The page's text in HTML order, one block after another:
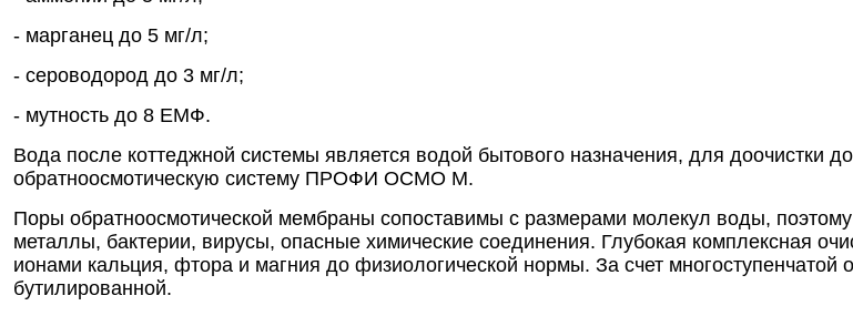
- марганец до 5 мг/л;
- сероводород до 3 мг/л;
- мутность до 8 ЕМФ.
Вода после коттеджной системы является водой бытового назначения, для доочистки
обратноосмотическую систему ПРОФИ ОСМО М.
Поры обратноосмотической мембраны сопоставимы с размерами молекул воды,
металлы, бактерии, вирусы, опасные химические соединения. Глубокая комплексная
ионами кальция, фтора и магния до физиологической нормы. За счет многоступенчатой
бутилированной.